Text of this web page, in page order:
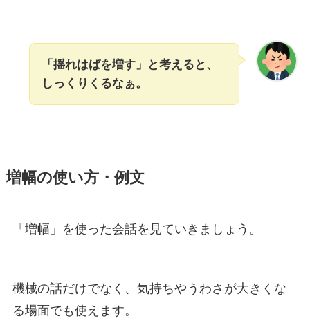
「揺れはばを増す」と考えると、
しっくりくるなぁ。
増幅の使い方・例文
「増幅」を使った会話を見ていきましょう。
機械の話だけでなく、気持ちやうわさが大きくな
る場面でも使えます。